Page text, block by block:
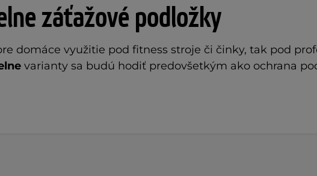
záťažové podložky
domáce využitie pod fitness stroje či činky, tak pod
varianty sa budú hodiť predovšetkým ako ochrana